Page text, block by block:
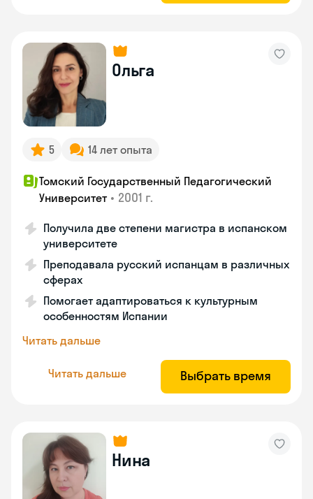
Ольга
5 14 лет опыта
Томский Государственный Педагогический
Университет • 2001 г.
Получила две степени магистра в испанском
университете
Преподавала русский испанцам в различных
сферах
Помогает адаптироваться к культурным
особенностям Испании
Читать дальше
Читать дальше Выбрать время
Нина